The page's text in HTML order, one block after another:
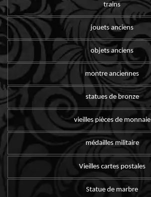
trains
jouets anciens
objets anciens
montre anciennes
statues de bronze
vieilles pièces de monnaie
médailles militaire
Vieilles cartes postales
Statue de marbre